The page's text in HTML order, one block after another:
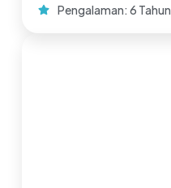
Pengalaman: 6 Tahun